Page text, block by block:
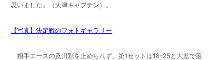
思いました」（大津キャプテン）。
【写真】決定戦のフォトギャラリー
相手エースの及川彩を止められず、第1セットは18-25と大差で落